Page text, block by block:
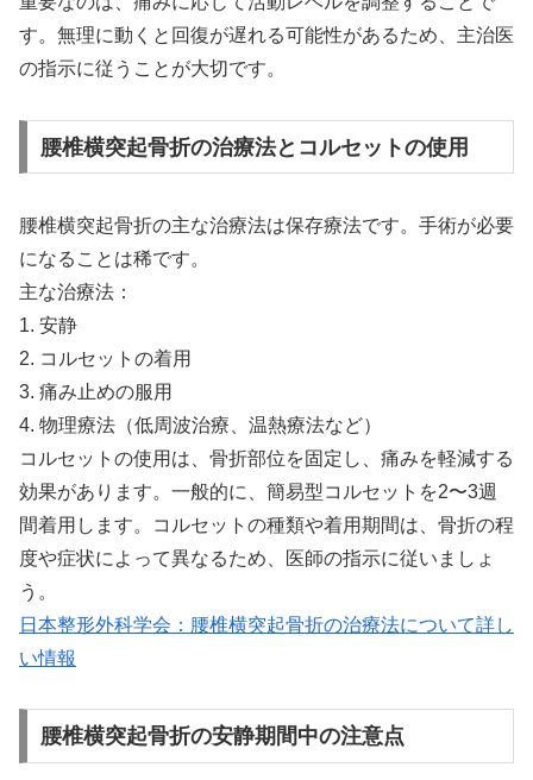
す。無理に動くと回復が遅れる可能性があるため、主治医
の指示に従うことが大切です。
腰椎横突起骨折の治療法とコルセットの使用
腰椎横突起骨折の主な治療法は保存療法です。手術が必要
になることは稀です。
主な治療法：
1. 安静
2. コルセットの着用
3. 痛み止めの服用
4. 物理療法（低周波治療、温熱療法など）
コルセットの使用は、骨折部位を固定し、痛みを軽減する
効果があります。一般的に、簡易型コルセットを2〜3週
間着用します。コルセットの種類や着用期間は、骨折の程
度や症状によって異なるため、医師の指示に従いましょ
う。
日本整形外科学会：腰椎横突起骨折の治療法について詳し
い情報
腰椎横突起骨折の安静期間中の注意点